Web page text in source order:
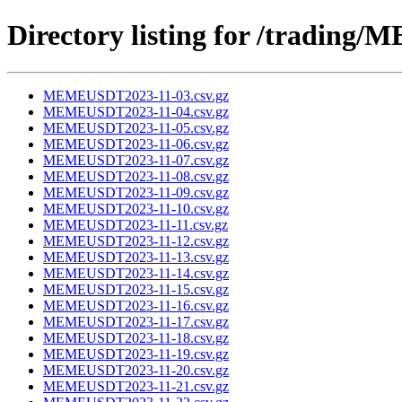
Directory listing for /trading/
MEMEUSDT2023-11-03.csv.gz
MEMEUSDT2023-11-04.csv.gz
MEMEUSDT2023-11-05.csv.gz
MEMEUSDT2023-11-06.csv.gz
MEMEUSDT2023-11-07.csv.gz
MEMEUSDT2023-11-08.csv.gz
MEMEUSDT2023-11-09.csv.gz
MEMEUSDT2023-11-10.csv.gz
MEMEUSDT2023-11-11.csv.gz
MEMEUSDT2023-11-12.csv.gz
MEMEUSDT2023-11-13.csv.gz
MEMEUSDT2023-11-14.csv.gz
MEMEUSDT2023-11-15.csv.gz
MEMEUSDT2023-11-16.csv.gz
MEMEUSDT2023-11-17.csv.gz
MEMEUSDT2023-11-18.csv.gz
MEMEUSDT2023-11-19.csv.gz
MEMEUSDT2023-11-20.csv.gz
MEMEUSDT2023-11-21.csv.gz